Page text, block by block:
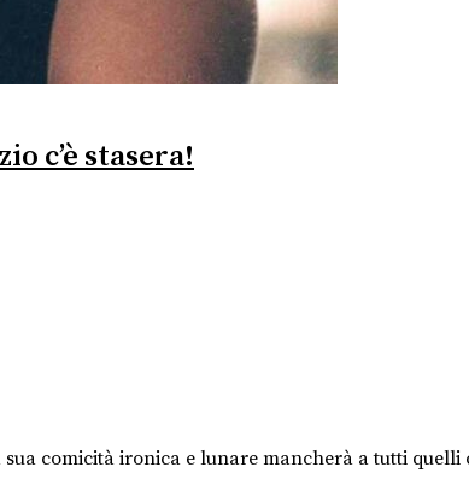
c’è stasera!
comicità ironica e lunare mancherà a tutti